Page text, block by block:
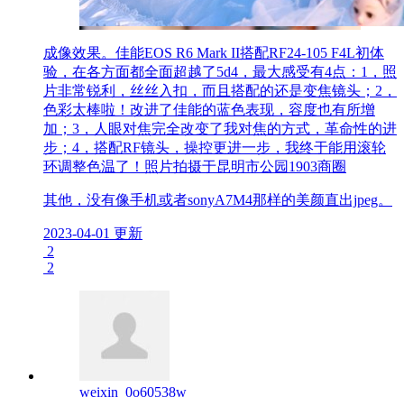
成像效果。佳能EOS R6 Mark II搭配RF24-105 F4L初体
验，在各方面都全面超越了5d4，最大感受有4点：1，照
片非常锐利，丝丝入扣，而且搭配的还是变焦镜头；2，
色彩太棒啦！改进了佳能的蓝色表现，容度也有所增
加；3，人眼对焦完全改变了我对焦的方式，革命性的进
步；4，搭配RF镜头，操控更进一步，我终于能用滚轮
环调整色温了！照片拍摄于昆明市公园1903商圈
其他，没有像手机或者sonyA7M4那样的美颜直出jpeg。
2023-04-01 更新
2
2
weixin_0o60538w